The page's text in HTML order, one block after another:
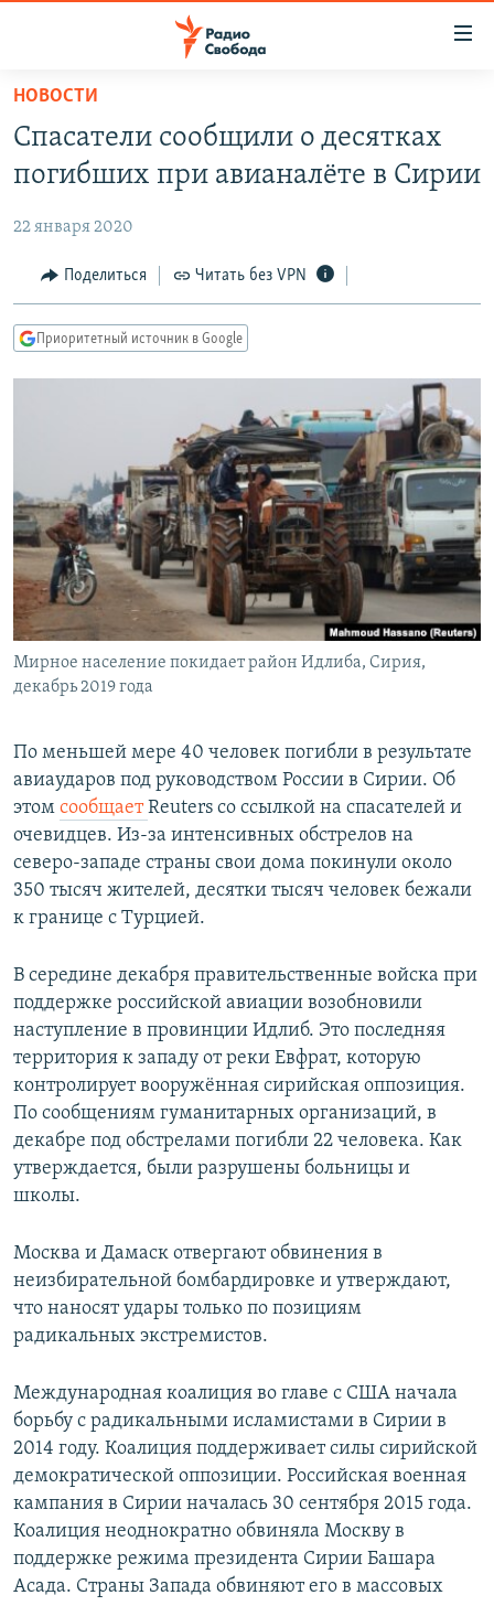
упрощенного
доступа
Вернуться
основному
Вернутся
главной
навигации
Вернутся
ПОДКАСТЫ
АВТОРСКИЕ ПРОЕКТЫ
ЦИТАТЫ СВОБОДЫ
МНЕНИЯ
IDEL.РЕАЛИИ
СИБИРЬ.РЕАЛИИ
РАСПИСАНИЕ ВЕЩАНИЯ
ПОДПИШИТЕСЬ НА РАССЫЛКУ
СОЦИАЛЬНЫЕ СЕТИ
Все сайты РСЕ/РС
НОВОСТИ
Спасатели сообщили о десятках
погибших при авианалёте в Сирии
22 января 2020
Поделиться Читать без VPN
Приоритетный источник в Google
Мирное население покидает район Идлиба, Сирия,
декабрь 2019 года
По меньшей мере 40 человек погибли в результате
авиаударов под руководством России в Сирии. Об
этом сообщаетReuters со ссылкой на спасателей и
очевидцев. Из-за интенсивных обстрелов на
северо-западе страны свои дома покинули около
350 тысяч жителей, десятки тысяч человек бежали
к границе с Турцией.
В середине декабря правительственные войска при
поддержке российской авиации возобновили
наступление в провинции Идлиб. Это последняя
территория к западу от реки Евфрат, которую
контролирует вооружённая сирийская оппозиция.
По сообщениям гуманитарных организаций, в
декабре под обстрелами погибли 22 человека. Как
утверждается, были разрушены больницы и
школы.
Москва и Дамаск отвергают обвинения в
неизбирательной бомбардировке и утверждают,
что наносят удары только по позициям
радикальных экстремистов.
Международная коалиция во главе с США начала
борьбу с радикальными исламистами в Сирии в
2014 году. Коалиция поддерживает силы сирийской
демократической оппозиции. Российская военная
кампания в Сирии началась 30 сентября 2015 года.
Коалиция неоднократно обвиняла Москву в
поддержке режима президента Сирии Башара
Асада. Страны Запада обвиняют его в массовых